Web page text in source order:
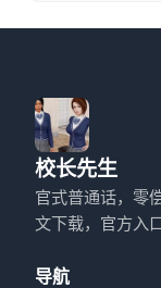
校长先生
官式普通话，零
文下载，官方入
导航